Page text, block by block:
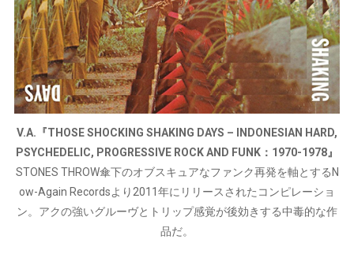
V.A.『THOSE SHOCKING SHAKING DAYS – INDONESIAN HARD,
PSYCHEDELIC, PROGRESSIVE ROCK AND FUNK：1970-1978』
STONES THROW傘下のオブスキュアなファンク再発を軸とするN
ow-Again Recordsより2011年にリリースされたコンピレーショ
ン。アクの強いグルーヴとトリップ感覚が後効きする中毒的な作
品だ。